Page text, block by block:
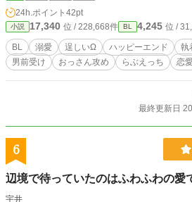
の４０代）×【受】売れ残りΩ
の30代・銀髪紫目・無自覚美
を、あの手この手で囲い込み
る独占欲つよつよαによる捕
24h.ポイント 42pt
小説 17,340 位 / 228,668件 BL 4,245 位 /
BL 溺愛 逞しいΩ ハッピーエンド 執
男前受け
おっさん攻め らぶえっち 恋
最終更新日
6
辺境で待っていたのはふわふわの愛
宇井